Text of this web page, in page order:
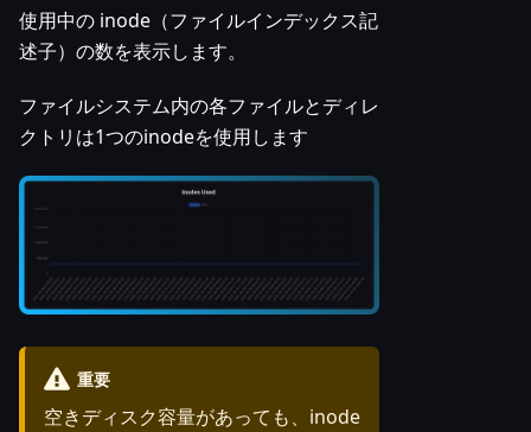
使用中の inode（ファイルインデックス記
述子）の数を表示します。
ファイルシステム内の各ファイルとディレ
クトリは1つのinodeを使用します
重要
空きディスク容量があっても、inode